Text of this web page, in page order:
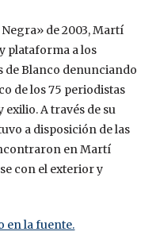
de 2003, Martí
plataforma a los
de Blanco denunciando
de los 75 periodistas
A través de su
a disposición de las
en Martí
con el exterior y
en la fuente.